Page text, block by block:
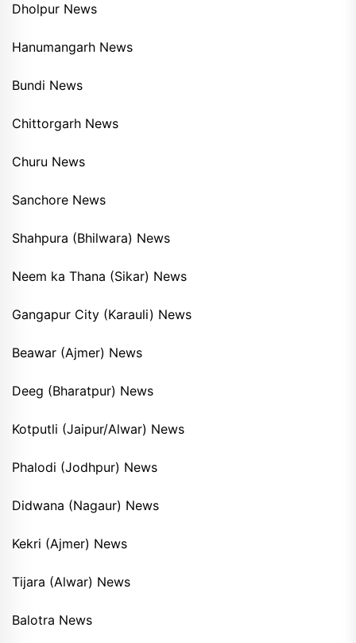
Dholpur News
Hanumangarh News
Bundi News
Chittorgarh News
Churu News
Sanchore News
Shahpura (Bhilwara) News
Neem ka Thana (Sikar) News
Gangapur City (Karauli) News
Beawar (Ajmer) News
Deeg (Bharatpur) News
Kotputli (Jaipur/Alwar) News
Phalodi (Jodhpur) News
Didwana (Nagaur) News
Kekri (Ajmer) News
Tijara (Alwar) News
Balotra News